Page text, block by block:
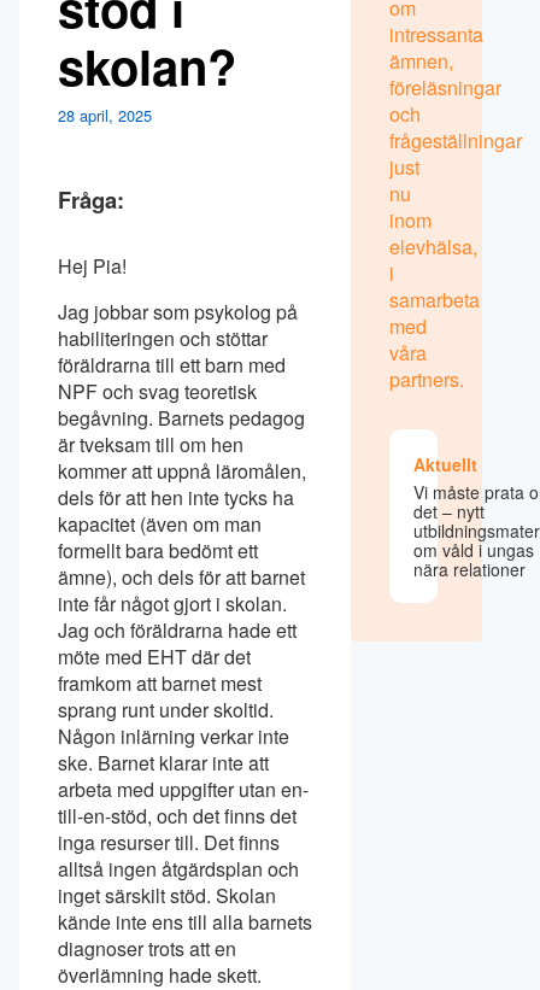
skolan?
28 april, 2025
Fråga:
Hej Pia!
Jag jobbar som psykolog på
habiliteringen och stöttar
föräldrarna till ett barn med
NPF och svag teoretisk
begåvning. Barnets pedagog
är tveksam till om hen
kommer att uppnå läromålen,
dels för att hen inte tycks ha
kapacitet (även om man
formellt bara bedömt ett
ämne), och dels för att barnet
inte får något gjort i skolan.
Jag och föräldrarna hade ett
möte med EHT där det
framkom att barnet mest
sprang runt under skoltid.
Någon inlärning verkar inte
ske. Barnet klarar inte att
arbeta med uppgifter utan en-
till-en-stöd, och det finns det
inga resurser till. Det finns
alltså ingen åtgärdsplan och
inget särskilt stöd. Skolan
kände inte ens till alla barnets
diagnoser trots att en
överlämning hade skett.
om
intressanta
ämnen,
föreläsningar
och
frågeställningar
just
nu
inom
elevhälsa,
i
samarbeta
med
våra
partners.
Aktuellt
Vi måste prata
det – nytt
om våld i ungas
nära relationer